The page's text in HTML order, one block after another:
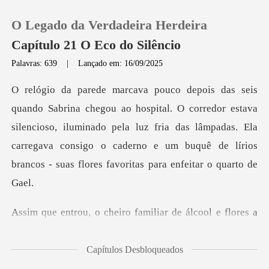
0
Loja
O Legado da Verdadeira Herdeira
Capítulo 21 O Eco do Silêncio
Palavras: 639 |Lançado em: 16/09/2025
rredor estava
silencioso, iluminado pela luz fria das lâmpadas. Ela
carregava consigo o c
familiar de álcool e flor
Capítulos Desbloqueados